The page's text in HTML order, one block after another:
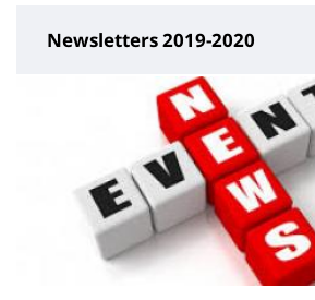
Newsletters 2019-2020